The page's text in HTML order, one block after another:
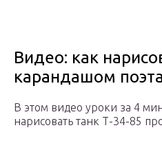
Видео: как
карандашом
В этом видео уроки за 4
нарисовать танк Т-34-85